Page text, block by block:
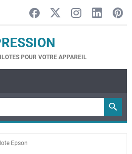
POUR VOTRE APPAREIL
Epson